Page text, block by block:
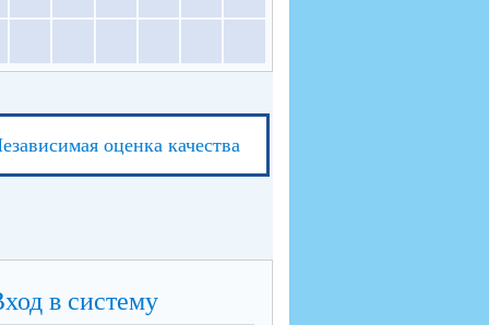
оценка качества
в систему